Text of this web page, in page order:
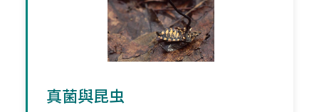
真菌與昆虫